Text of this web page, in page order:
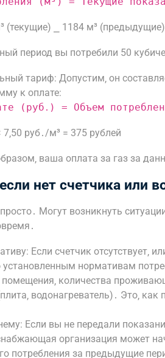
(текущие) ⎯ 1184 м³
период вы потребили 50
тариф: Допустим‚ он
к оплате:
(руб․) = Объем
руб․/м³ = 375 рублей
ваша оплата за газ за
нет счетчика или
Могут возникнуть
Если счетчик отсутствует‚
установленным нормативам
количества
водонагреватель)․ Это‚
Если вы не передали
организация может
потребления за предыдущие